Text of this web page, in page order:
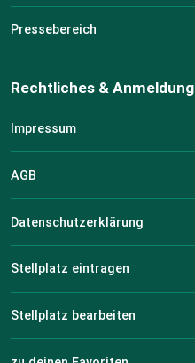
Pressebereich
Rechtliches & Anmeldung
Impressum
AGB
Datenschutzerklärung
Stellplatz eintragen
Stellplatz bearbeiten